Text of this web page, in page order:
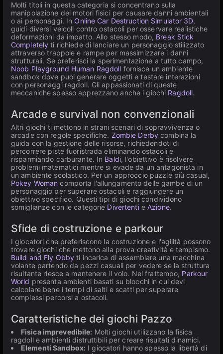
Molti titoli in questa categoria si concentrano sulla
manipolazione dei motori fisici per causare danni ambientali
o ai personaggi. In Online Car Destruction Simulator 3D,
guidi diversi veicoli contro ostacoli per osservare realistiche
deformazioni da impatto. Allo stesso modo, Break Stick
Completely ti richiede di lanciare un personaggio stilizzato
attraverso trappole e rampe per massimizzare i danni
strutturali. Se preferisci la sperimentazione a tutto campo,
Noob Playground Human Ragdoll fornisce un ambiente
sandbox dove puoi generare oggetti e testare interazioni
con personaggi ragdoll. Gli appassionati di queste
meccaniche spesso apprezzano anche i giochi Ragdoll.
Arcade e survival non convenzionali
Altri giochi ti mettono in strani scenari di sopravvivenza o
arcade con regole specifiche. Zombie Derby combina la
guida con la gestione delle risorse, richiedendoti di
percorrere piste fuoristrada eliminando ostacoli e
risparmiando carburante. In Baldi, l'obiettivo è risolvere
problemi matematici mentre si evade da un antagonista in
un ambiente scolastico. Per un approccio puzzle più casual,
Pokey Woman comporta l'allungamento delle gambe di un
personaggio per superare ostacoli e raggiungere un
obiettivo specifico. Questi tipi di giochi condividono
somiglianze con le categorie DivertentieAzione.
Sfide di costruzione e parkour
I giocatori che preferiscono la costruzione e l'agilità possono
trovare giochi che mettono alla prova creatività e tempismo.
Build and Fly Obby ti incarica di assemblare una macchina
volante partendo da pezzi casuali per vedere se la struttura
risultante riesce a mantenere il volo. Nel frattempo, Parkour
World presenta ambienti basati su blocchi in cui devi
calcolare bene i tempi di salti e scatti per superare
complessi percorsi a ostacoli.
Caratteristiche dei giochi Pazzo
Fisica imprevedibile: Molti giochi utilizzano la fisica
ragdoll e ambienti distruttibili per creare risultati dinamici.
Elementi Sandbox: I giocatori hanno spesso la libertà di